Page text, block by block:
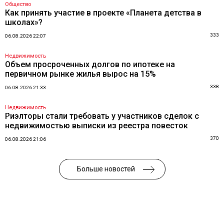
Общество
Как принять участие в проекте «Планета детства в
школах»?
06.08.2026 22:07 333
Недвижимость
Объем просроченных долгов по ипотеке на
первичном рынке жилья вырос на 15%
06.08.2026 21:33 338
Недвижимость
Риэлторы стали требовать у участников сделок с
недвижимостью выписки из реестра повесток
06.08.2026 21:06 370
Больше новостей